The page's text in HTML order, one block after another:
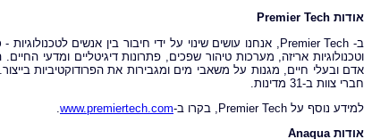
אודות
Premier Tech
וטכנולוגיות אריזה, מערכות טיהור שפכים, פתרונות דיגיטליים ומדעי
חברי צוות ב-31 מדינות.
למידע נוסף על Premier Tech, בקרו ב-
www.premiertech.com
אודותAnaqua